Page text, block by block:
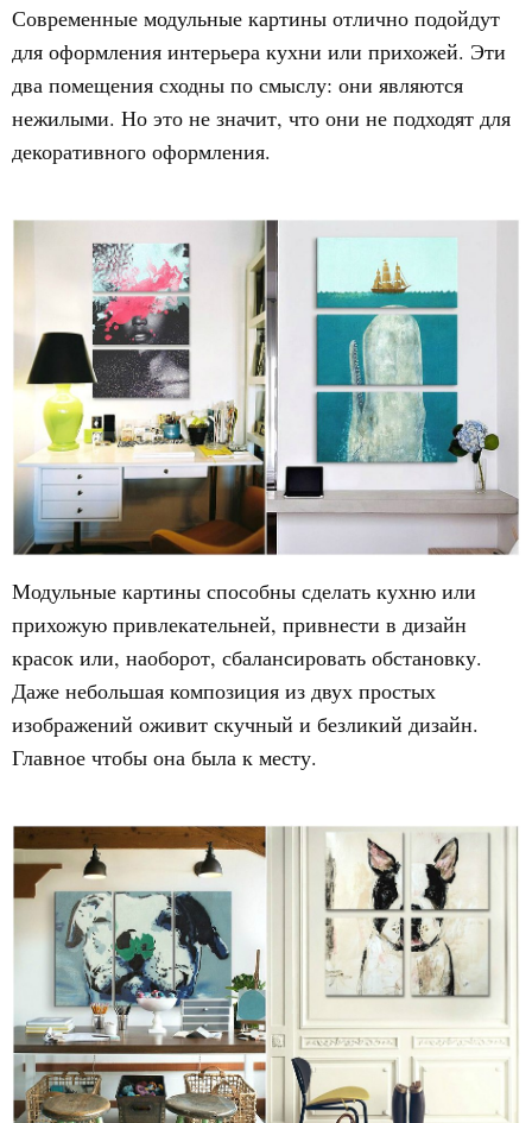
Современные модульные картины отлично подойдут
для оформления интерьера кухни или прихожей. Эти
два помещения сходны по смыслу: они являются
нежилыми. Но это не значит, что они не подходят для
декоративного оформления.
Модульные картины способны сделать кухню или
прихожую привлекательней, привнести в дизайн
красок или, наоборот, сбалансировать обстановку.
Даже небольшая композиция из двух простых
изображений оживит скучный и безликий дизайн.
Главное чтобы она была к месту.